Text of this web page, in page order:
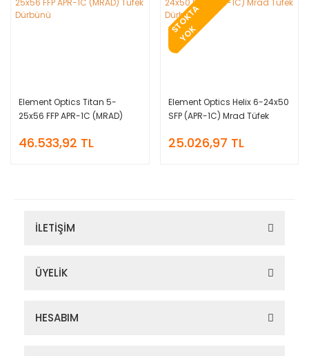
Element Optics Titan 5-
25x56 FFP APR-1C (MRAD)
46.533,92 TL
S
T
O
K
T
A
Y
O
K
Element Optics Helix 6-24x50
SFP (APR-1C) Mrad Tüfek
25.026,97 TL
İLETİŞİM
ÜYELİK
HESABIM